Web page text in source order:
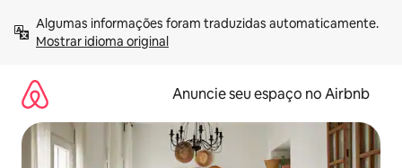
para
Mostrar idioma original
Anuncie seu espaço no Airbnb